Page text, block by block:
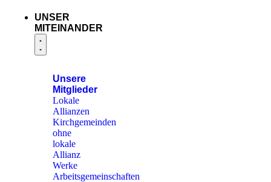
UNSER
MITEINANDER
Unsere
Mitglieder
Lokale
Allianzen
Kirchgemeinden
ohne
lokale
Allianz
Werke
Arbeitsgemeinschaften